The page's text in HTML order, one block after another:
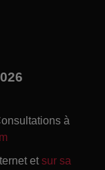
à
et sur sa